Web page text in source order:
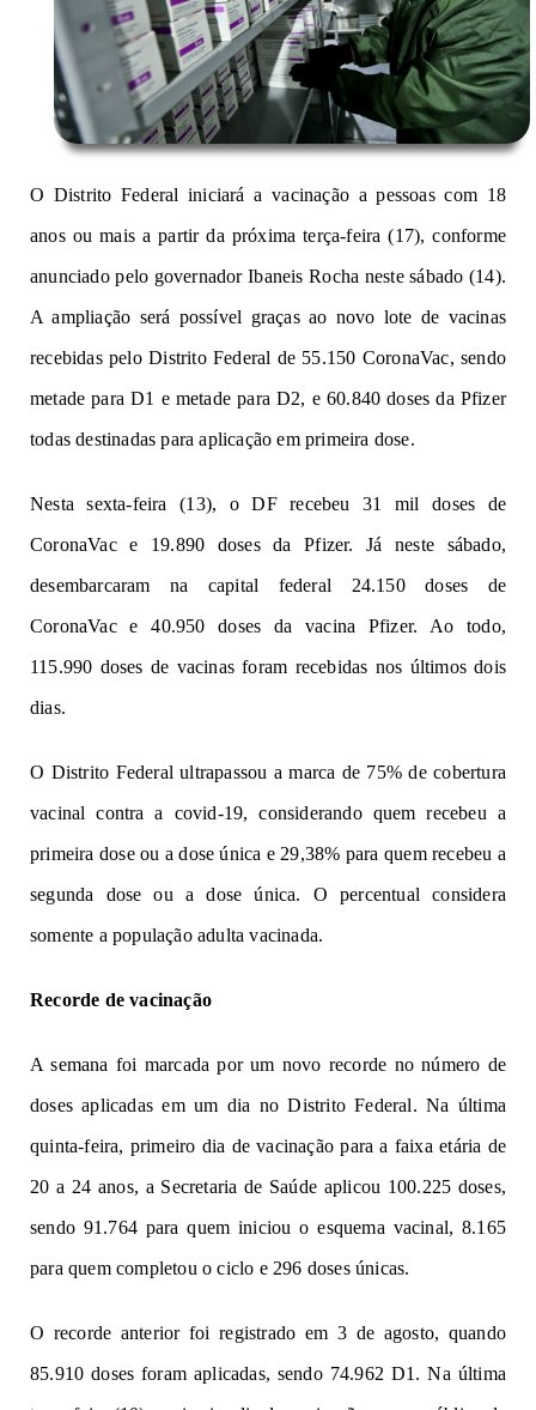
O Distrito Federal iniciará a vacinação a pessoas com 18
anos ou mais a partir da próxima terça-feira (17),conforme
anunciadopelo governador Ibaneis Rocha neste sábado (14).
A ampliação será possível graças ao novo lote de vacinas
recebidas pelo Distrito Federal de 55.150 CoronaVac, sendo
metade para D1 e metade para D2, e 60.840 doses da Pfizer
todas destinadas para aplicação em primeira dose.
Nesta sexta-feira (13), o DF recebeu 31 mil doses de
CoronaVac e 19.890 doses da Pfizer. Já neste sábado,
desembarcaram na capital federal 24.150 doses de
CoronaVac e 40.950 doses da vacina Pfizer. Ao todo,
115.990 doses de vacinas foram recebidas nos últimos dois
dias.
O Distrito Federal ultrapassou a marca de 75% de cobertura
vacinal contra a covid-19, considerando quem recebeu a
primeira dose ou a dose única e 29,38% para quem recebeu a
segunda dose ou a dose única. O percentual considera
somente a população adulta vacinada.
Recorde de vacinação
A semana foi marcada por um novo recorde no número de
doses aplicadas em um dia no Distrito Federal. Na última
quinta-feira, primeiro dia de vacinação para a faixa etária de
20 a 24 anos, a Secretaria de Saúde aplicou 100.225 doses,
sendo 91.764 para quem iniciou o esquema vacinal, 8.165
para quem completou o ciclo e 296 doses únicas.
O recorde anterior foi registrado em 3 de agosto, quando
85.910 doses foram aplicadas, sendo 74.962 D1. Na última